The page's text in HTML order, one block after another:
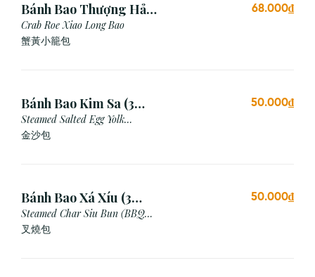
Bánh Bao Thượng Hải
Gạch Cua (3 Viên)
Crab Roe Xiao Long Bao
蟹黃小籠包
68.000₫
Bánh Bao Kim Sa (3
Cái)
Steamed Salted Egg Yolk
Custard Bun
金沙包
50.000₫
Bánh Bao Xá Xíu (3
Cái)
Steamed Char Siu Bun (BBQ
Pork Bun)
叉燒包
50.000₫